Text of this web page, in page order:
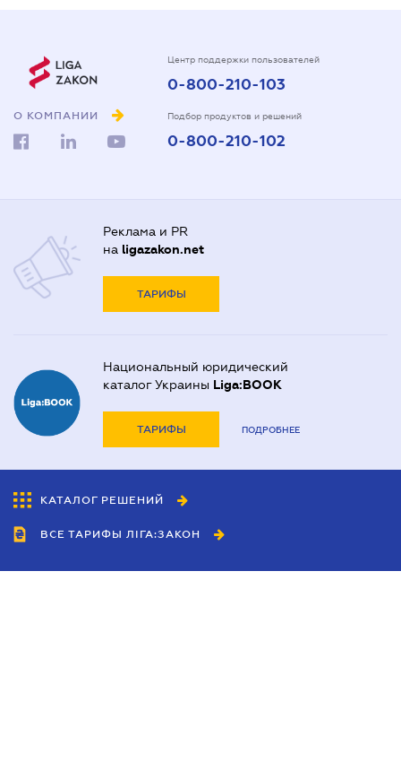
О КОМПАНИИ
Центр поддержки пользователей
0-800-210-103
Подбор продуктов и решений
0-800-210-102
Реклама и PR
на ligazakon.net
ТАРИФЫ
Национальный юридический
каталог Украины Liga:BOOK
ТАРИФЫ ПОДРОБНЕЕ
КАТАЛОГ РЕШЕНИЙ
ВСЕ ТАРИФЫ ЛІГА:ЗАКОН